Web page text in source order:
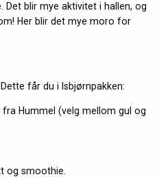
Det blir mye aktivitet i hallen, og
Her blir det mye moro for
får du i Isbjørnpakken:
Hummel (velg mellom gul og
og smoothie.